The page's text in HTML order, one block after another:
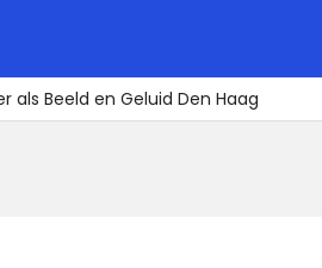
als Beeld en Geluid Den Haag